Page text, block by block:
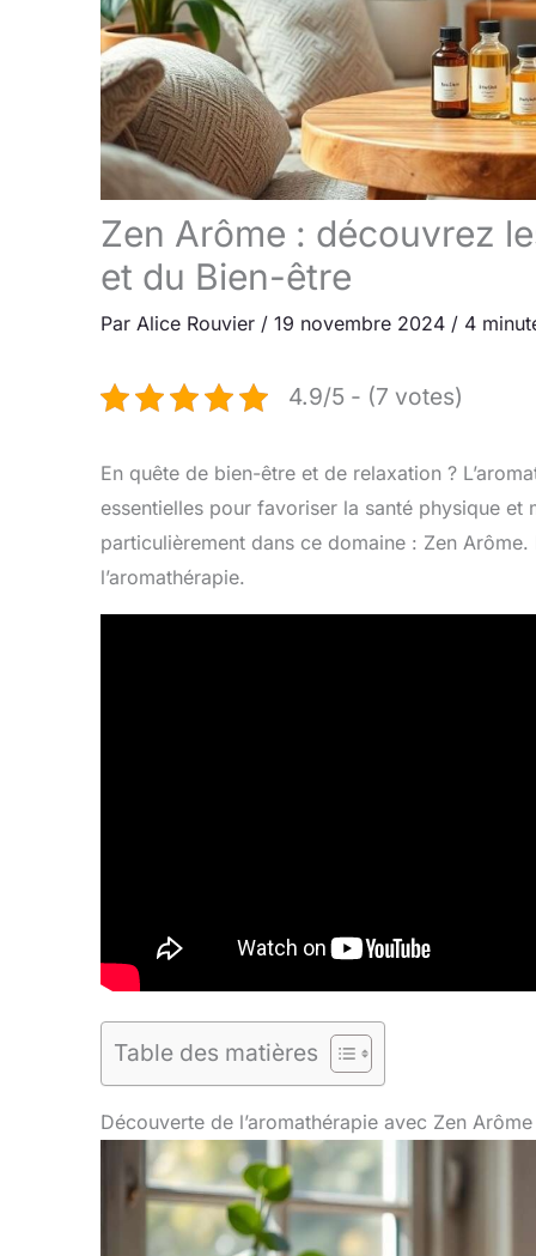
Zen Arôme : découvrez
et du Bien-être
Par Alice Rouvier / 19 novembre 2024 / 4
4.9/5 - (7 votes)
En quête de bien-être et de relaxation ?
essentielles pour favoriser la santé physique
particulièrement dans ce domaine : Zen
l’aromathérapie.
Table des matières
Découverte de l’aromathérapie avec Zen Arôme